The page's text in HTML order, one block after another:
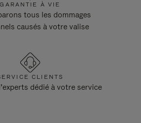
GARANTIE À VIE
tous les dommages
causés à votre valise
CLIENTS
dédié à votre service